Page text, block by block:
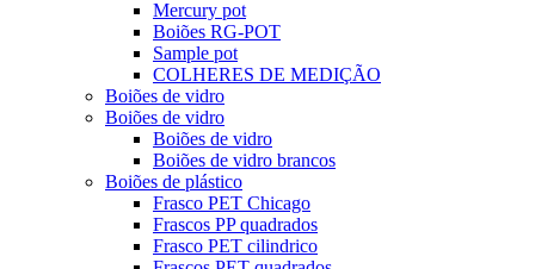
Mercury pot
Boiões RG-POT
Sample pot
COLHERES DE MEDIÇÃO
Boiões de vidro
Boiões de vidro
Boiões de vidro
Boiões de vidro brancos
Boiões de plástico
Frasco PET Chicago
Frascos PP quadrados
Frasco PET cilindrico